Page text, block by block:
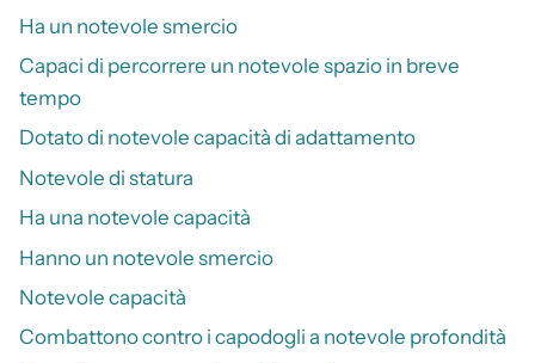
Ha un notevole smercio
Capaci di percorrere un notevole spazio in breve
tempo
Dotato di notevole capacità di adattamento
Notevole di statura
Ha una notevole capacità
Hanno un notevole smercio
Notevole capacità
Combattono contro i capodogli a notevole profondità